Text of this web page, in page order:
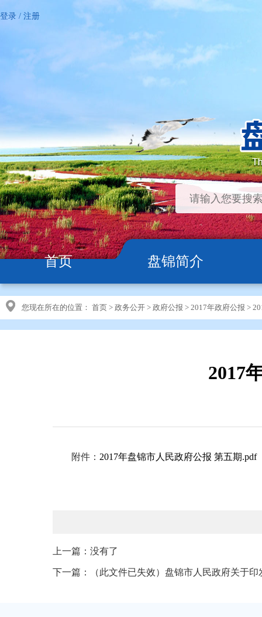
登录 / 注册
首页 盘锦简介
您现在所在的位置： 首页 > 政务公开 > 政府公报 > 2017年政府公报 >
2017
附件： 2017年盘锦市人民政府公报 第五期.pdf
上一篇：没有了
下一篇：（此文件已失效）盘锦市人民政府关于